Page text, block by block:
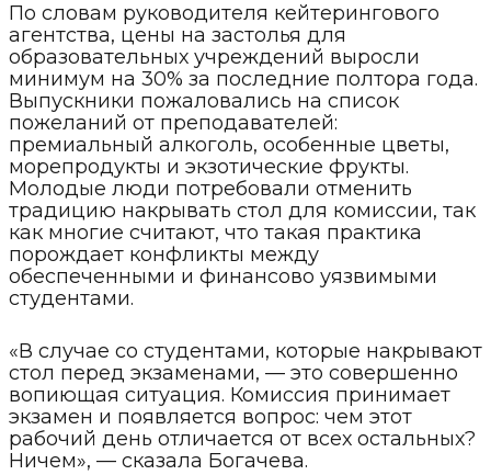
По словам руководителя кейтерингового
агентства, цены на застолья для
образовательных учреждений выросли
минимум на 30% за последние полтора года.
Выпускники пожаловались на список
пожеланий от преподавателей:
премиальный алкоголь, особенные цветы,
морепродукты и экзотические фрукты.
Молодые люди потребовали отменить
традицию накрывать стол для комиссии, так
как многие считают, что такая практика
порождает конфликты между
обеспеченными и финансово уязвимыми
студентами.
«В случае со студентами, которые накрывают
стол перед экзаменами, — это совершенно
вопиющая ситуация. Комиссия принимает
экзамен и появляется вопрос: чем этот
рабочий день отличается от всех остальных?
Ничем», — сказала Богачева.